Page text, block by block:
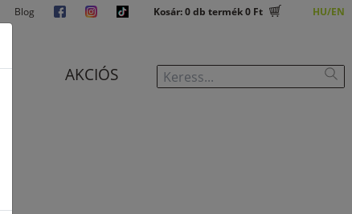
Blog Kosár:0db termék0 Ft HU EN
AKCIÓS